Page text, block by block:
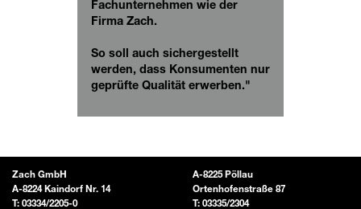
Fachunternehmen wie der
Firma Zach.
So soll auch sichergestellt
werden, dass Konsumenten nur
geprüfte Qualität erwerben."
Zach GmbH
A-8224 Kaindorf Nr. 14
T: 03334/2205-0
A-8225 Pöllau
Ortenhofenstraße 87
T: 03335/2304